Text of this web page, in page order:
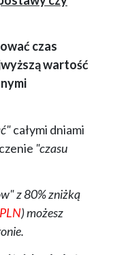
czas
wartość
całymi dniami
"czasu
z 80% zniżką
) możesz